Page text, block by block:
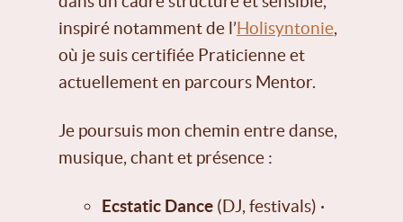
inspiré notamment de l’Holisyntonie,
où je suis certifiée Praticienne et
actuellement en parcours Mentor.
Je poursuis mon chemin entre danse,
musique, chant et présence :
Ecstatic Dance(DJ, festivals) ·